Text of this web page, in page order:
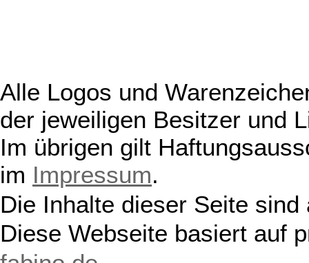
Alle Logos und
der jeweiligen Besitzer und
Im übrigen gilt
im Impressum.
Die Inhalte dieser Seite
Diese Webseite basiert auf